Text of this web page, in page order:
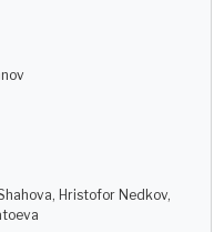
Hristofor Nedkov,